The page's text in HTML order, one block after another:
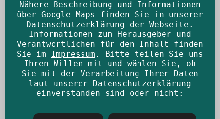
Nähere Beschreibung und Informationen
über Google-Maps finden Sie in unserer
Datenschutzerklärung der Webseite .
Informationen zum Herausgeber und
Verantwortlichen für den Inhalt finden
Sie im Impressum . Bitte teilen Sie uns
Ihren Willen mit und wählen Sie, ob
Sie mit der Verarbeitung Ihrer Daten
laut unserer Datenschutzerklärung
einverstanden sind oder nicht: